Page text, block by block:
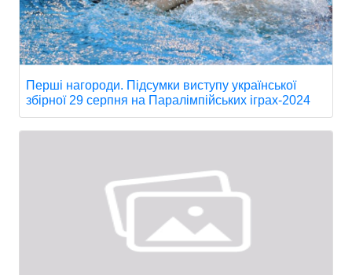
Перші нагороди. Підсумки виступу української
збірної 29 серпня на Паралімпійських іграх-2024